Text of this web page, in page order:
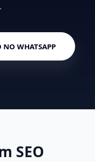
NO WHATSAPP
SEO